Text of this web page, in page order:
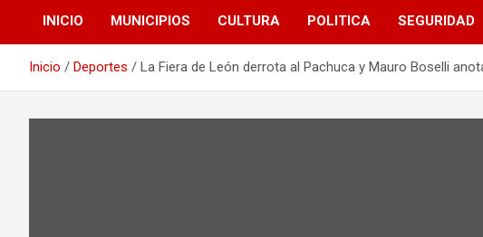
GUANAJUATO
INICIO MUNICIPIOS CULTURA POLITICA SEGURIDAD
Inicio Deportes La Fiera de León derrota al Pachuca y Mauro Boselli